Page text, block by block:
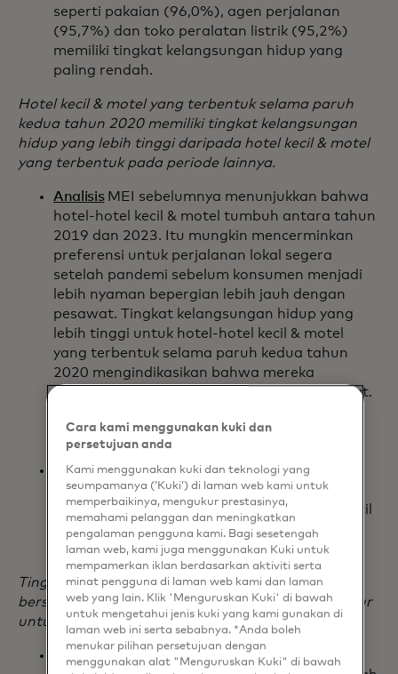
seperti pakaian (96,0%), agen perjalanan
(95,7%) dan toko peralatan listrik (95,2%)
memiliki tingkat kelangsungan hidup yang
paling rendah.
Hotel kecil & motel yang terbentuk selama paruh
kedua tahun 2020 memiliki tingkat kelangsungan
hidup yang lebih tinggi daripada hotel kecil & motel
yang terbentuk pada periode lainnya.
AnalisisMEI sebelumnya menunjukkan bahwa
hotel-hotel kecil & motel tumbuh antara tahun
2019 dan 2023. Itu mungkin mencerminkan
preferensi untuk perjalanan lokal segera
setelah pandemi sebelum konsumen menjadi
lebih nyaman bepergian lebih jauh dengan
pesawat. Tingkat kelangsungan hidup yang
lebih tinggi untuk hotel-hotel kecil & motel
yang terbentuk selama paruh kedua tahun
2020 mengindikasikan bahwa mereka
diuntungkan oleh permintaan awal yang kuat.
pentingnya arus kas yang kuat pada tahap
awal siklus hidup bisnis.
Secara agregat untuk sektor lain, kami
menemukan bahwa tingkat kelangsungan
hidup cenderung lebih tinggi untuk usaha kecil
yang dibentuk pada tahun 2021 dan 2022,
setelah pandemi berakhir.
Tingkat kelangsungan hidup bisnis cenderung
bersifat musiman, menurun di sekitar musim gugur
untuk beberapa industri.
Layanan rekreasi dan restoran & sektor bar
Cara kami menggunakan kuki dan
persetujuan anda
Kami menggunakan kuki dan teknologi yang
seumpamanya (‘Kuki’) di laman web kami untuk
memperbaikinya, mengukur prestasinya,
memahami pelanggan dan meningkatkan
pengalaman pengguna kami. Bagi sesetengah
laman web, kami juga menggunakan Kuki untuk
mempamerkan iklan berdasarkan aktiviti serta
minat pengguna di laman web kami dan laman
web yang lain. Klik 'Menguruskan Kuki' di bawah
untuk mengetahui jenis kuki yang kami gunakan di
laman web ini serta sebabnya. *Anda boleh
menukar pilihan persetujuan dengan
menggunakan alat "Menguruskan Kuki" di bawah